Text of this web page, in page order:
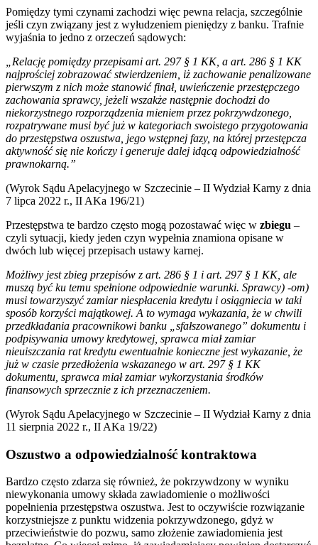
Pomiędzy tymi czynami zachodzi więc pewna relacja, szczególnie
jeśli czyn związany jest z wyłudzeniem pieniędzy z banku. Trafnie
wyjaśnia to jedno z orzeczeń sądowych:
„Relację pomiędzy przepisami art. 297 § 1 KK, a art. 286 § 1 KK
najprościej zobrazować stwierdzeniem, iż zachowanie penalizowane
pierwszym z nich może stanowić finał, uwieńczenie przestępczego
zachowania sprawcy, jeżeli wszakże następnie dochodzi do
niekorzystnego rozporządzenia mieniem przez pokrzywdzonego,
rozpatrywane musi być już w kategoriach swoistego przygotowania
do przestępstwa oszustwa, jego wstępnej fazy, na której przestępcza
aktywność się nie kończy i generuje dalej idącą odpowiedzialność
prawnokarną.”
(Wyrok Sądu Apelacyjnego w Szczecinie – II Wydział Karny z dnia
7 lipca 2022 r., II AKa 196/21)
Przestępstwa te bardzo często mogą pozostawać więc w zbiegu –
czyli sytuacji, kiedy jeden czyn wypełnia znamiona opisane w
dwóch lub więcej przepisach ustawy karnej.
Możliwy jest zbieg przepisów z art. 286 § 1 i art. 297 § 1 KK, ale
muszą być ku temu spełnione odpowiednie warunki. Sprawcy) -om)
musi towarzyszyć zamiar niespłacenia kredytu i osiągniecia w taki
sposób korzyści majątkowej. A to wymaga wykazania, że w chwili
przedkładania pracownikowi banku „sfałszowanego” dokumentu i
podpisywania umowy kredytowej, sprawca miał zamiar
nieuiszczania rat kredytu ewentualnie konieczne jest wykazanie, że
już w czasie przedłożenia wskazanego w art. 297 § 1 KK
dokumentu, sprawca miał zamiar wykorzystania środków
finansowych sprzecznie z ich przeznaczeniem.
(Wyrok Sądu Apelacyjnego w Szczecinie – II Wydział Karny z dnia
11 sierpnia 2022 r., II AKa 19/22)
Oszustwo a odpowiedzialność kontraktowa
Bardzo często zdarza się również, że pokrzywdzony w wyniku
niewykonania umowy składa zawiadomienie o możliwości
popełnienia przestępstwa oszustwa. Jest to oczywiście rozwiązanie
korzystniejsze z punktu widzenia pokrzywdzonego, gdyż w
przeciwieństwie do pozwu, samo złożenie zawiadomienia jest